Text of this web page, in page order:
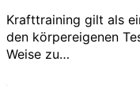
Krafttraining gilt als
den körpereigenen
Weise zu…